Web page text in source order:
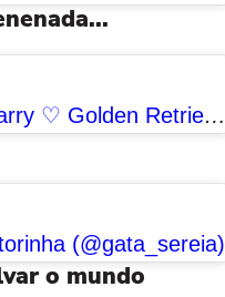
Uma publicação compartilhada por Marry ♡ Golden Retriever (@marry.goldencwb)
(@gata_sereia)
o mundo